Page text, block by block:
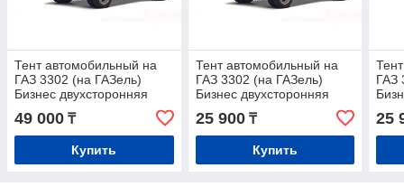
Тент автомобильный на
ГАЗ 3302 (на ГАЗель)
Бизнес двухсторонняя
импортная ткань
49 000 ₸
Купить
Тент автомобильный на
ГАЗ 3302 (на ГАЗель)
Бизнес двухсторонняя
25 900₸
Купить
ГАЗ
25